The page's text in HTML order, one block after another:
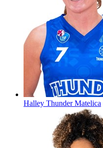
Halley Thunder Matelica